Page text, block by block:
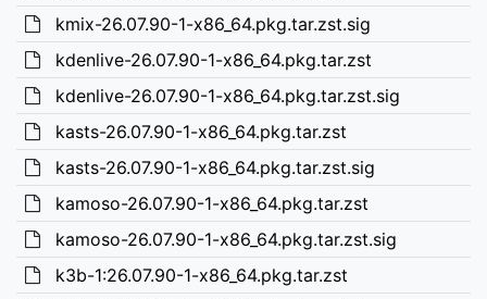
kmix-26.07.90-1-x86_64.pkg.tar.zst.sig
kdenlive-26.07.90-1-x86_64.pkg.tar.zst
kdenlive-26.07.90-1-x86_64.pkg.tar.zst.sig
kasts-26.07.90-1-x86_64.pkg.tar.zst
kasts-26.07.90-1-x86_64.pkg.tar.zst.sig
kamoso-26.07.90-1-x86_64.pkg.tar.zst
kamoso-26.07.90-1-x86_64.pkg.tar.zst.sig
k3b-1:26.07.90-1-x86_64.pkg.tar.zst